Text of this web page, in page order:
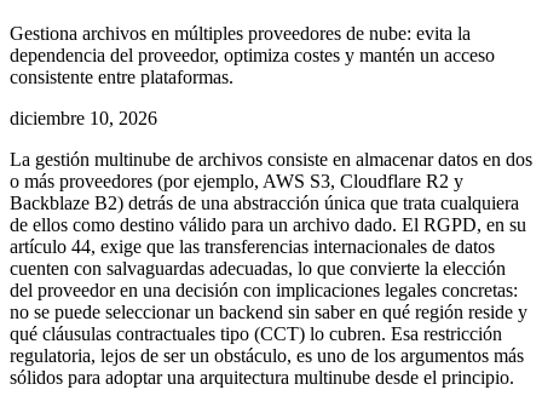
Gestiona archivos en múltiples proveedores de nube: evita la
dependencia del proveedor, optimiza costes y mantén un acceso
consistente entre plataformas.
diciembre 10, 2026
La gestión multinube de archivos consiste en almacenar datos en dos
o más proveedores (por ejemplo, AWS S3, Cloudflare R2 y
Backblaze B2) detrás de una abstracción única que trata cualquiera
de ellos como destino válido para un archivo dado. El RGPD, en su
artículo 44, exige que las transferencias internacionales de datos
cuenten con salvaguardas adecuadas, lo que convierte la elección
del proveedor en una decisión con implicaciones legales concretas:
no se puede seleccionar un backend sin saber en qué región reside y
qué cláusulas contractuales tipo (CCT) lo cubren. Esa restricción
regulatoria, lejos de ser un obstáculo, es uno de los argumentos más
sólidos para adoptar una arquitectura multinube desde el principio.